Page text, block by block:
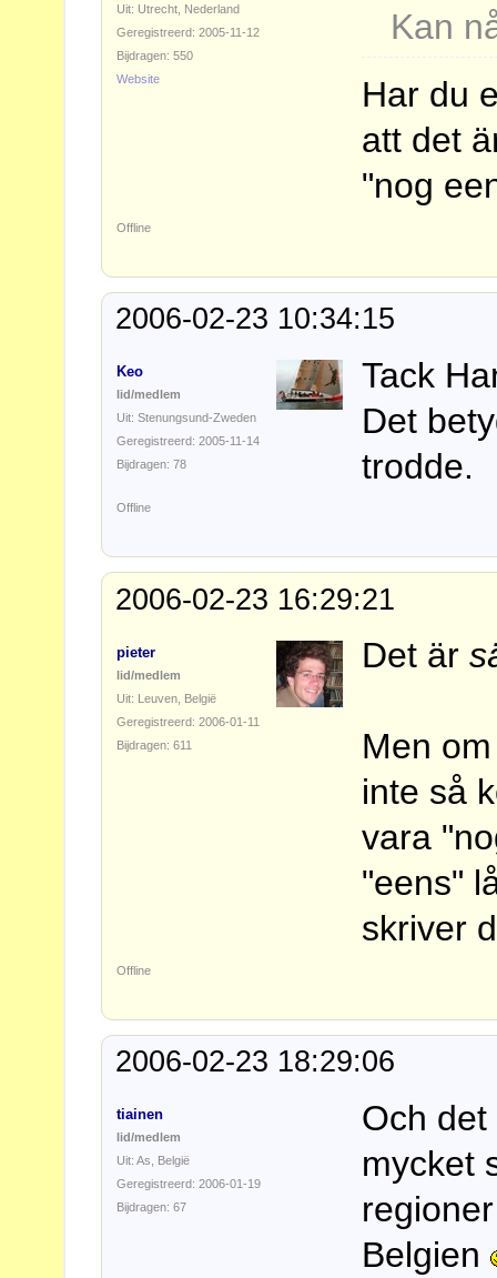
Uit: Utrecht, Nederland
Geregistreerd: 2005-11-12
Bijdragen: 550
Website
Kan
Har du
att det
"nog
Offline
2006-02-23 10:34:15
Keo
lid/medlem
Uit: Stenungsund-Zweden
Geregistreerd: 2005-11-14
Bijdragen: 78
Tack
Det
trodde.
Offline
2006-02-23 16:29:21
pieter
lid/medlem
Uit: Leuven, België
Geregistreerd: 2006-01-11
Bijdragen: 611
Det är
Men
inte så
vara
"eens"
skriver
Offline
2006-02-23 18:29:06
tiainen
lid/medlem
Uit: As, België
Geregistreerd: 2006-01-19
Bijdragen: 67
Och
mycket
Belgien